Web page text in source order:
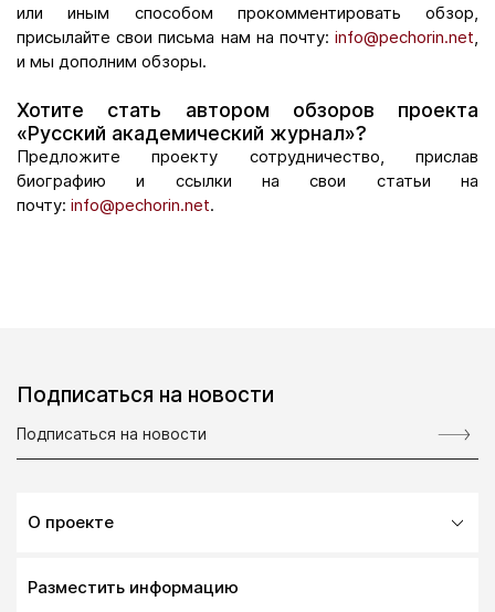
или иным способом прокомментировать обзор,
присылайте свои письма нам на почту: info@pechorin.net
и мы дополним обзоры.
Хотите стать автором обзоров проекта
«Русский академический журнал»?
Предложите проекту сотрудничество, прислав
биографию и ссылки на свои статьи на
почту: info@pechorin.net.
Подписаться на новости
О проекте
Разместить информацию